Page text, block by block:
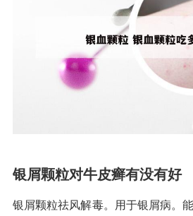
银屑颗粒对牛皮癣有没有好
银屑颗粒祛风解毒。用于银屑病。